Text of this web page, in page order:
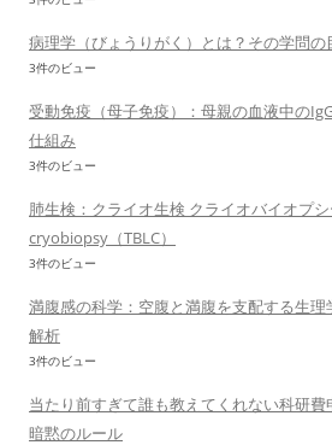
病理学（びょうりがく）とは？その学問の
3件のビュー
受動免疫（母子免疫）：母親の血液中の
仕組み
3件のビュー
肺生検：クライオ生検 クライオバイオプ
cryobiopsy（TBLC）
3件のビュー
満腹感の科学：空腹と満腹を支配する生
解析
3件のビュー
当たり前すぎて誰も教えてくれない科研費
暗黙のルール